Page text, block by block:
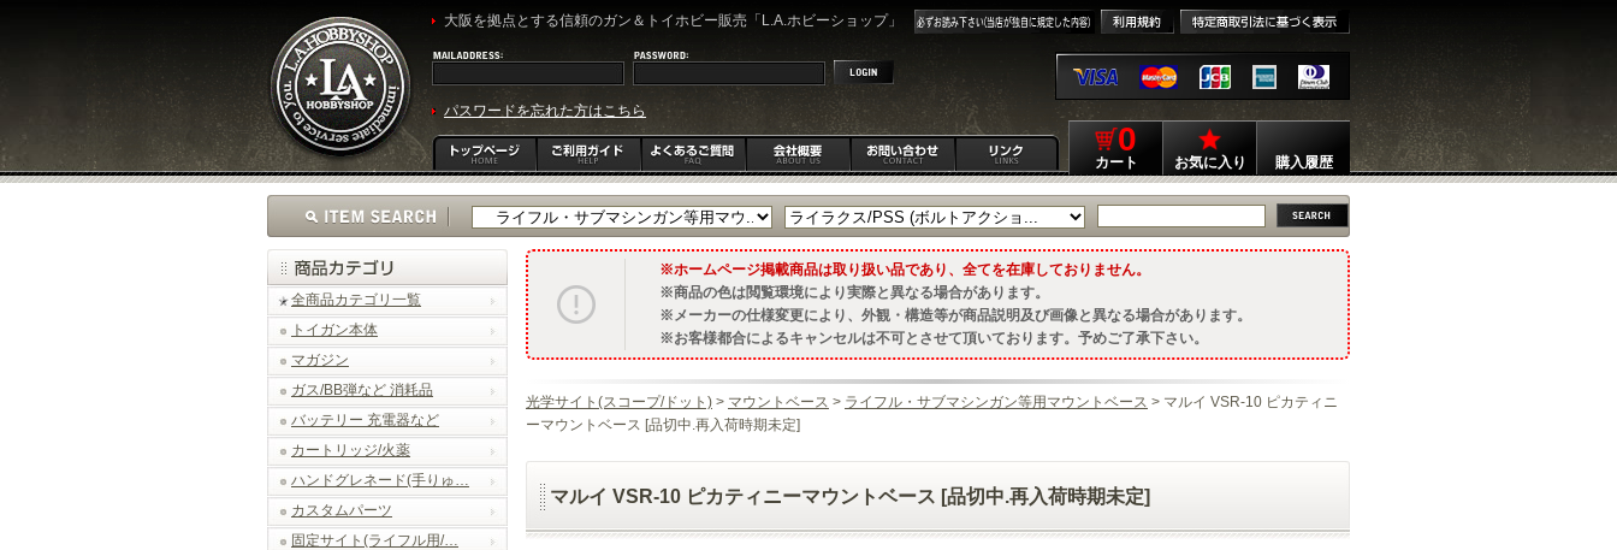
大阪を拠点とする信頼のガン＆トイホビー販売「L.A.ホビーショップ」
パスワードを忘れた方はこちら
0
カート お気に入り 購入履歴
全商品カテゴリ一覧
トイガン本体
マガジン
ガス/BB弾など 消耗品
バッテリー 充電器など
カートリッジ/火薬
ハンドグレネード(手りゅ…
カスタムパーツ
固定サイト(ライフル用/…
ホームページ掲載商品は取り扱い品であり、全てを在庫しておりません。
商品の色は閲覧環境により実際と異なる場合があります。
メーカーの仕様変更により、外観・構造等が商品説明及び画像と異なる場合があります。
お客様都合によるキャンセルは不可とさせて頂いております。予めご了承下さい。
光学サイト(スコープ/ドット) > マウントベース > ライフル・サブマシンガン等用マウントベース > マルイ VSR-10 ピカティニ
ーマウントベース [品切中.再入荷時期未定]
マルイ VSR-10 ピカティニーマウントベース [品切中.再入荷時期未定]